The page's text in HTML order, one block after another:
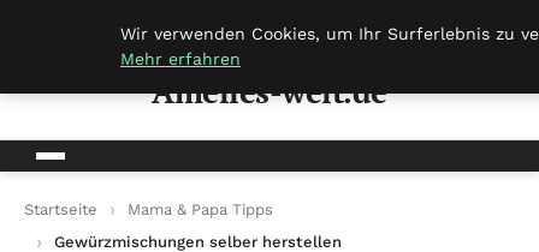
Amelies-welt.de
Startseite
Mama & Papa Tipps
Gewürzmischungen selber herstellen
Wir verwenden Cookies, um Ihr Surferlebnis zu
Mehr erfahren